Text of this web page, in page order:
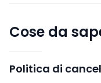
Cose da
Politica di